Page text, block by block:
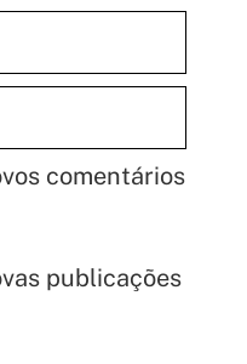
comentários
publicações